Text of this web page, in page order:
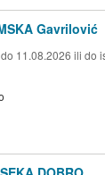
Gavrilović
11.08.2026 ili do